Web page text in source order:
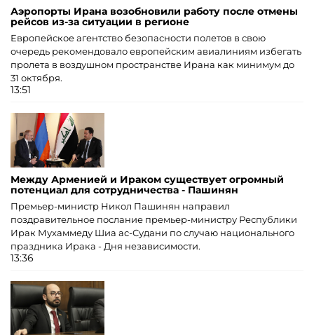
Аэропорты Ирана возобновили работу после отмены
рейсов из-за ситуации в регионе
Европейское агентство безопасности полетов в свою
очередь рекомендовало европейским авиалиниям избегать
пролета в воздушном пространстве Ирана как минимум до
31 октября.
13:51
Между Арменией и Ираком существует огромный
потенциал для сотрудничества - Пашинян
Премьер-министр Никол Пашинян направил
поздравительное послание премьер-министру Республики
Ирак Мухаммеду Шиа ас-Судани по случаю национального
праздника Ирака - Дня независимости.
13:36